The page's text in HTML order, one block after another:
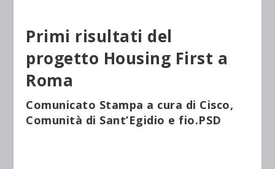
Primi risultati del
progetto Housing First a
Roma
Comunicato Stampa a cura di Cisco,
Comunità di Sant’Egidio e fio.PSD